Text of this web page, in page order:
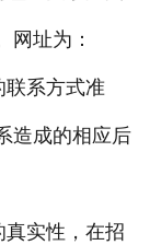
网址为：
系方式准
造成的相应后
实性，在招